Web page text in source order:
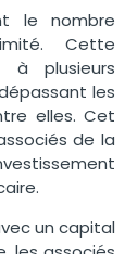
le nombre
Cette
à plusieurs
les
elles. Cet
de la
un capital